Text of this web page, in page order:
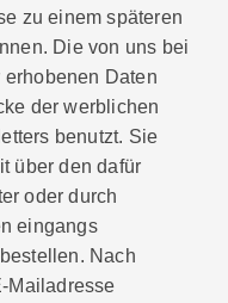
zu einem späteren
Die von uns bei
Daten
der werblichen
benutzt. Sie
über den dafür
oder durch
eingangs
Nach
Mailadresse